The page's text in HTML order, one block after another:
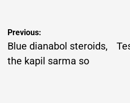
Post
navigation
Previous:
Blue dianabol steroids,
the kapil sarma so